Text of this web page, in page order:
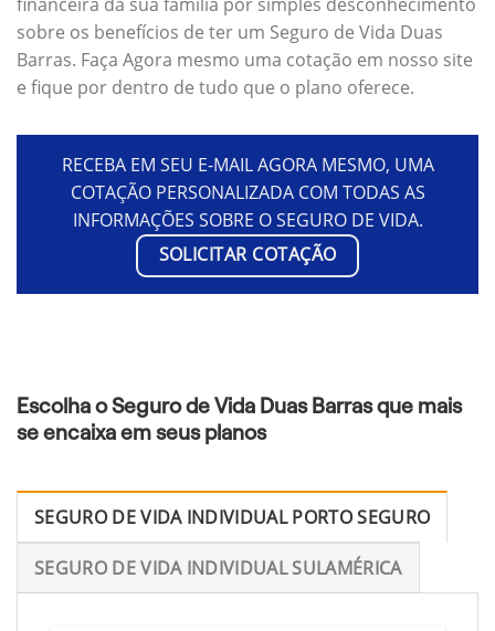
sobre os benefícios de ter um Seguro de Vida Duas
Barras. Faça Agora mesmo uma cotação em nosso site
e fique por dentro de tudo que o plano oferece.
RECEBA EM SEU E-MAIL AGORA MESMO, UMA
COTAÇÃO PERSONALIZADA COM TODAS AS
INFORMAÇÕES SOBRE O SEGURO DE VIDA.
SOLICITAR COTAÇÃO
Escolha o Seguro de Vida Duas Barras que mais
se encaixa em seus planos
SEGURO DE VIDA INDIVIDUAL PORTO SEGURO
SEGURO DE VIDA INDIVIDUAL SULAMÉRICA